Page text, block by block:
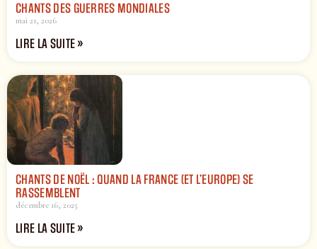
CHANTS DES GUERRES MONDIALES
mai 21, 2026
LIRE LA SUITE »
CHANTS DE NOËL : QUAND LA FRANCE (ET L’EUROPE) SE
RASSEMBLENT
décembre 16, 2025
LIRE LA SUITE »